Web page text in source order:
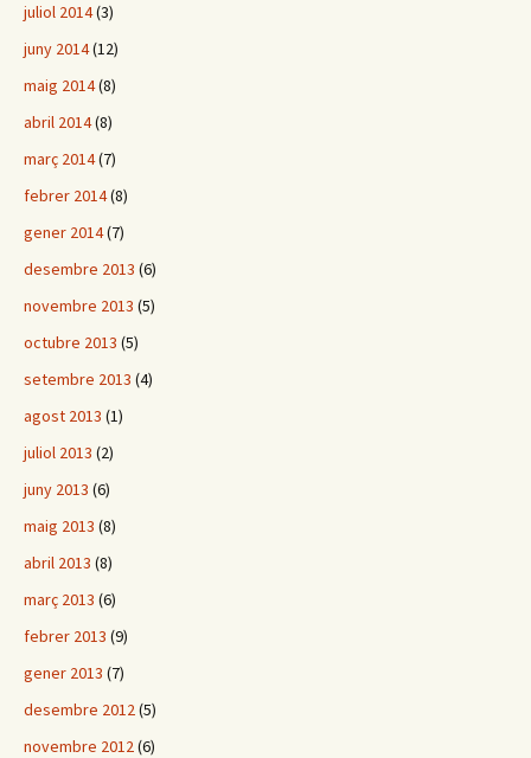
juliol 2014(3)
juny 2014(12)
maig 2014(8)
abril 2014(8)
març 2014(7)
febrer 2014(8)
gener 2014(7)
desembre 2013 (6)
novembre 2013 (5)
octubre 2013 (5)
setembre 2013 (4)
agost 2013 (1)
juliol 2013 (2)
juny 2013 (6)
maig 2013 (8)
abril 2013 (8)
març 2013 (6)
febrer 2013 (9)
gener 2013 (7)
desembre 2012(5)
novembre 2012(6)